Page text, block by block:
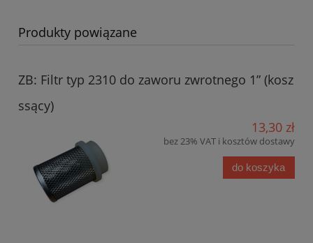
Produkty powiązane
ZB: Filtr typ 2310 do zaworu zwrotnego 1” (kosz
ssący)
13,30 zł
bez 23% VAT i kosztów dostawy
do koszyka